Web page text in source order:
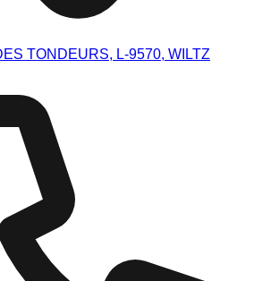
TONDEURS, L-9570, WILTZ